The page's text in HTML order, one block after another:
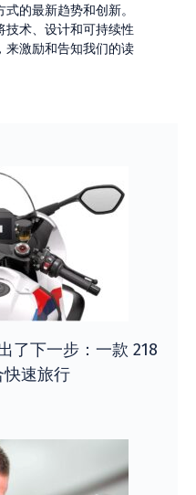
的最新趋势和创新。
技术、设计和可持续性
来激励和告知我们的读
了下一步：一款 218
速旅行